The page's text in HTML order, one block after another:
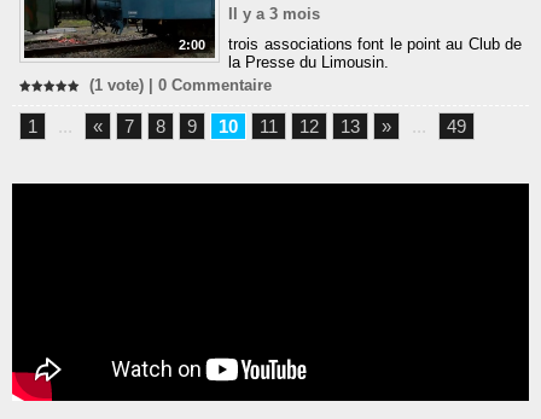
2:00
Il y a 3 mois
trois associations font le point au Club de
la Presse du Limousin.
(1 vote) | 0 Commentaire
1 ... « 7 8 9 10 11 12 13 » ... 49